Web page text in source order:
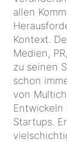
allen
Kontext.
Medien,
zu seinen
schon
von
Entwickeln
Startups.